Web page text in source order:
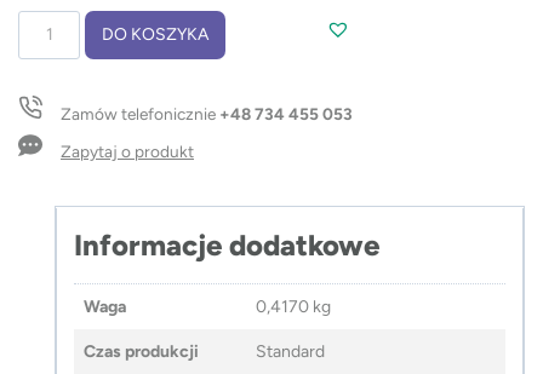
zakupy
termiczna
FREEZ
DO KOSZYKA
Zamów telefonicznie +48 734 455 053
Zapytaj o produkt
Informacje dodatkowe
Waga 0,4170 kg
Czas produkcji Standard